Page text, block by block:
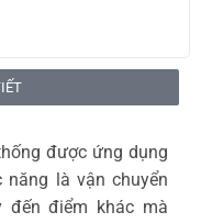
được ứng dụng
là vận chuyển
đến điểm khác mà